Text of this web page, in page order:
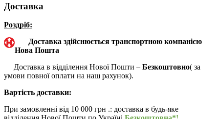
Доставка
Роздріб:
Доставка здійснюється транспортною компанією
Нова Пошта
Доставка в відділення Нової Пошти – Безкоштовно( за
умови повної оплати на наш рахунок).
Вартість доставки:
При замовленні від 10 000 грн .: доставка в будь-яке